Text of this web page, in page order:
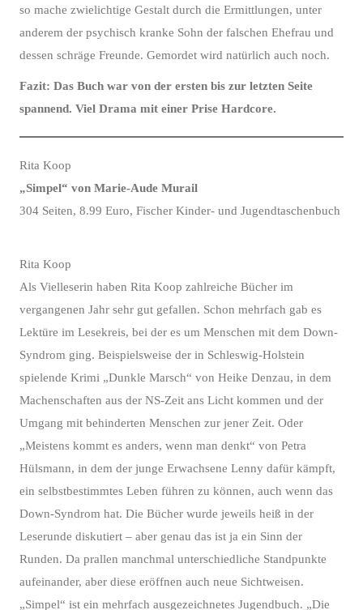
so mache zwielichtige Gestalt durch die Ermittlungen, unter
anderem der psychisch kranke Sohn der falschen Ehefrau und
dessen schräge Freunde. Gemordet wird natürlich auch noch.
Fazit: Das Buch war von der ersten bis zur letzten Seite
spannend. Viel Drama mit einer Prise Hardcore.
Rita Koop
„Simpel“ von Marie-Aude Murail
304 Seiten, 8.99 Euro, Fischer Kinder- und Jugendtaschenbuch
Rita Koop
Als Vielleserin haben Rita Koop zahlreiche Bücher im
vergangenen Jahr sehr gut gefallen. Schon mehrfach gab es
Lektüre im Lesekreis, bei der es um Menschen mit dem Down-
Syndrom ging. Beispielsweise der in Schleswig-Holstein
spielende Krimi „Dunkle Marsch“ von Heike Denzau, in dem
Machenschaften aus der NS-Zeit ans Licht kommen und der
Umgang mit behinderten Menschen zur jener Zeit. Oder
„Meistens kommt es anders, wenn man denkt“ von Petra
Hülsmann, in dem der junge Erwachsene Lenny dafür kämpft,
ein selbstbestimmtes Leben führen zu können, auch wenn das
Down-Syndrom hat. Die Bücher wurde jeweils heiß in der
Leserunde diskutiert – aber genau das ist ja ein Sinn der
Runden. Da prallen manchmal unterschiedliche Standpunkte
aufeinander, aber diese eröffnen auch neue Sichtweisen.
„Simpel“ ist ein mehrfach ausgezeichnetes Jugendbuch. „Die